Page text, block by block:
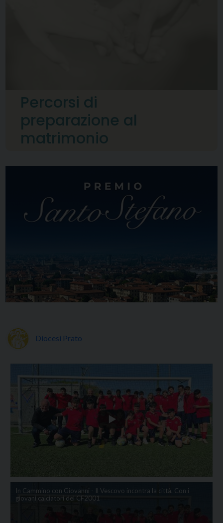
Percorsi di
preparazione al
matrimonio
Diocesi Prato
In Cammino con Giovanni - Il Vescovo incontra la città. Con i
giovani calciatori del CF2001